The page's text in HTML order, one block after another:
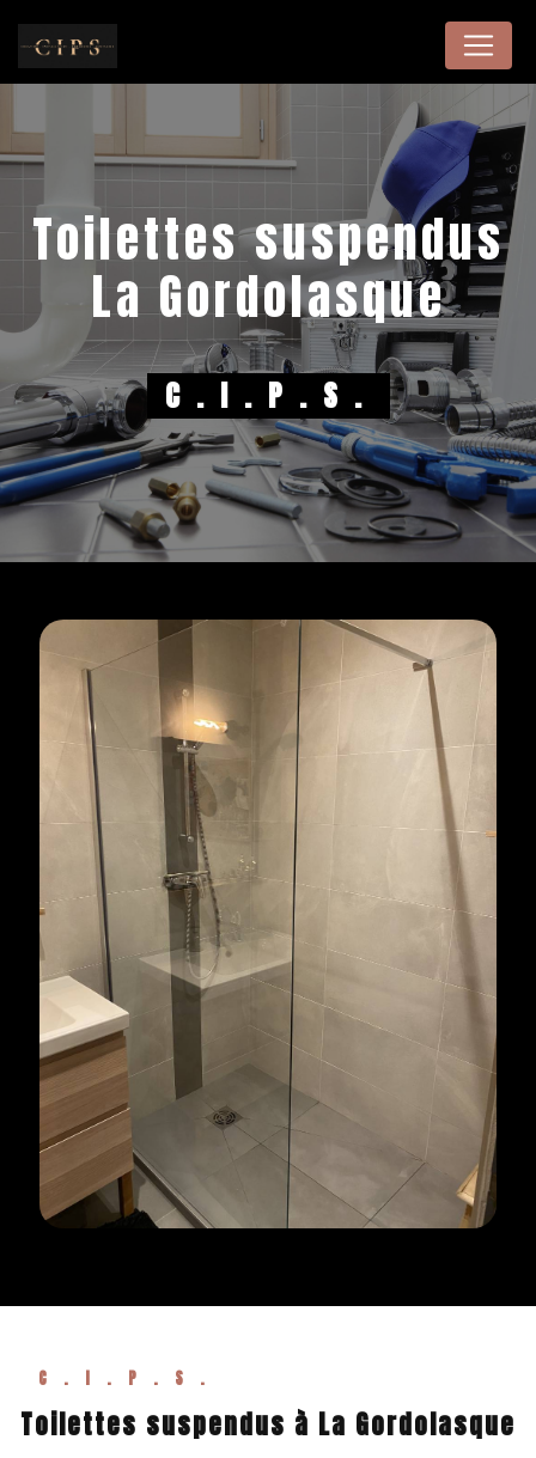
toilettes suspendus
La Gordolasque
C.I.P.S.
C.I.P.S.
toilettes suspendus à La Gordolasque